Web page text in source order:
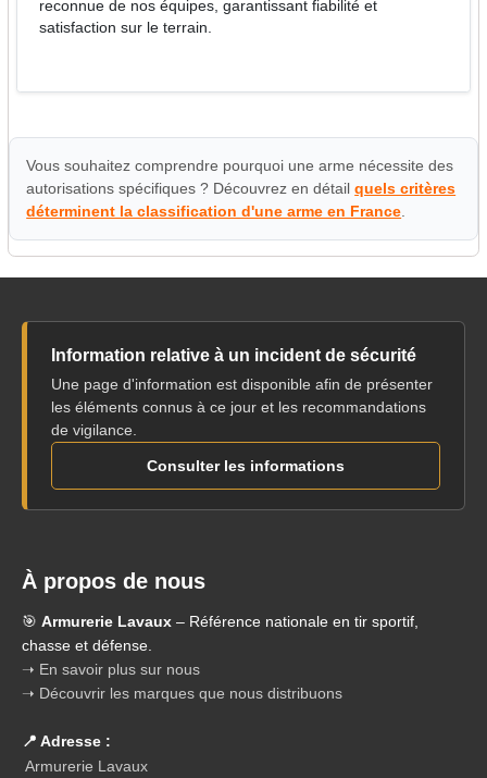
reconnue de nos équipes, garantissant fiabilité et
satisfaction sur le terrain.
Vous souhaitez comprendre pourquoi une arme nécessite des
autorisations spécifiques ? Découvrez en détailquels critères
déterminent la classification d'une arme en France
Information relative à un incident de sécurité
Une page d'information est disponible afin de présenter
les éléments connus à ce jour et les recommandations
de vigilance.
Consulter les informations
À propos de nous
🎯 Armurerie Lavaux – Référence nationale en tir sportif,
chasse et défense.
➝ En savoir plus sur nous
➝ Découvrir les marques que nous distribuons
📍 Adresse :
Armurerie Lavaux